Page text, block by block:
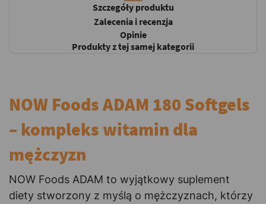
Szczegóły produktu
Zalecenia i recenzja
Opinie
Produkty z tej samej kategorii
NOW Foods ADAM 180 Softgels
– kompleks witamin dla
mężczyzn
NOW Foods ADAM to wyjątkowy suplement
diety stworzony z myślą o mężczyznach, którzy